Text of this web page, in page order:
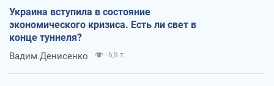
Украина вступила в состояние
экономического кризиса. Есть ли свет в
конце туннеля?
Вадим Денисенко 6,9 т.